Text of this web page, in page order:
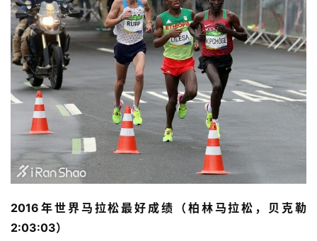
2016年世界马拉松最好成绩（柏林马拉松，贝克勒
2:03:03）